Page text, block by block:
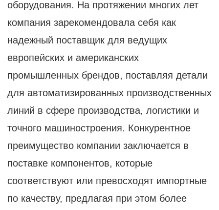
оборудования. На протяжении многих лет
компания зарекомендовала себя как
надежный поставщик для ведущих
европейских и американских
промышленных брендов, поставляя детали
для автоматизированных производственных
линий в сфере производства, логистики и
точного машиностроения. Конкурентное
преимущество компании заключается в
поставке компонентов, которые
соответствуют или превосходят импортные
по качеству, предлагая при этом более